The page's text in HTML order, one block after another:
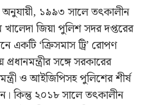
অনুযায়ী, ১৯৯৩ সালে তৎকালীন
খালেদা জিয়া পুলিশ সদর দপ্তরের
একটি ‘ক্রিসমাস ট্রি’ রোপণ
সঙ্গে সরকারের
ও আইজিপিসহ পুলিশের শীর্ষ
কিন্তু ২০১৮ সালে তৎকালীন